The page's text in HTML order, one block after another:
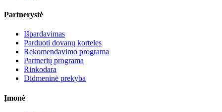
Partnerystė
Išpardavimas
Parduoti dovanų korteles
Rekomendavimo programa
Partnerių programa
Rinkodara
Didmeninė prekyba
Įmonė